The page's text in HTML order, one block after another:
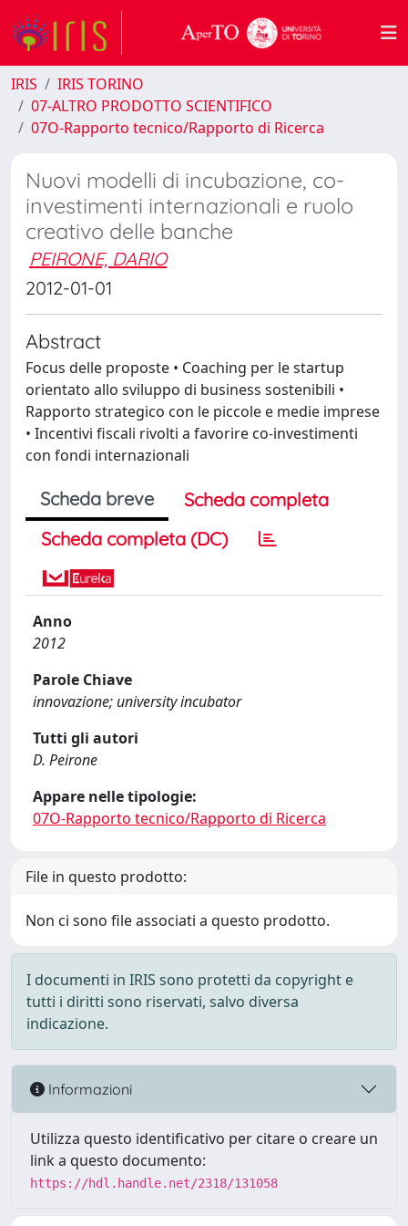
IRIS
IRIS TORINO
07-ALTRO PRODOTTO SCIENTIFICO
07O-Rapporto tecnico/Rapporto di Ricerca
Nuovi modelli di incubazione, co-
investimenti internazionali e ruolo
creativo delle banche
PEIRONE, DARIO
2012-01-01
Abstract
Focus delle proposte • Coaching per le startup
orientato allo sviluppo di business sostenibili •
Rapporto strategico con le piccole e medie imprese
• Incentivi fiscali rivolti a favorire co-investimenti
con fondi internazionali
Scheda breve
Scheda completa
Scheda completa (DC)
Anno
2012
Parole Chiave
innovazione; university incubator
Tutti gli autori
D. Peirone
Appare nelle tipologie:
07O-Rapporto tecnico/Rapporto di Ricerca
File in questo prodotto:
Non ci sono file associati a questo prodotto.
I documenti in IRIS sono protetti da copyright e
tutti i diritti sono riservati, salvo diversa
indicazione.
Informazioni
Utilizza questo identificativo per citare o creare un
link a questo documento:
https://hdl.handle.net/2318/131058